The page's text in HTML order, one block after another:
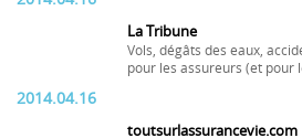
La Tribune
Vols, dégâts des eaux,
pour les assureurs (et pour
2014.04.16
toutsurlassurancevie.com